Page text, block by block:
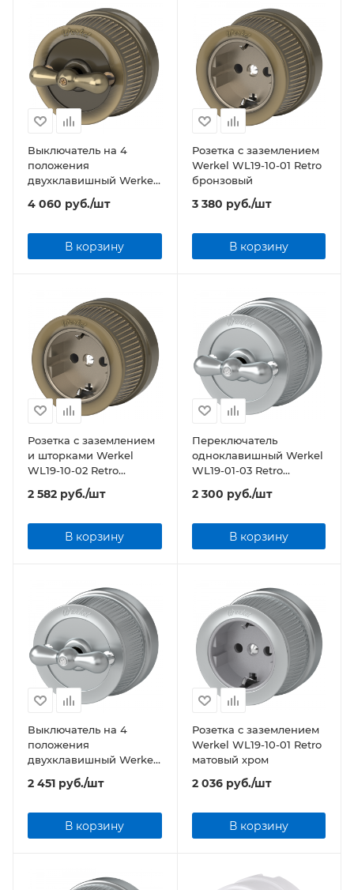
Выключатель на 4
положения
двухклавишный Werkel
WL19-01-05 Retro
бронзовый
4 060 руб./шт
В корзину
Розетка с заземлением
Werkel WL19-10-01 Retro
бронзовый
3 380 руб./шт
В корзину
Розетка с заземлением
и шторками Werkel
WL19-10-02 Retro
2 582 руб./шт
В корзину
Переключатель
одноклавишный Werkel
WL19-01-03 Retro
матовый хром
2 300 руб./шт
В корзину
Выключатель на 4
положения
двухклавишный Werkel
WL19-01-05 Retro
матовый хром
2 451 руб./шт
В корзину
Розетка с заземлением
Werkel WL19-10-01 Retro
матовый хром
2 036руб./шт
В корзину